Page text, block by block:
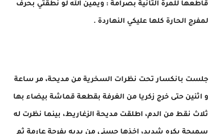
قاطعها للمرة الثانية بصرامة : ويمين الله لو نطقتي بحرف
لمفرج الحارة كلها عليكي النهاردة .
جلست بانكسار تحت نظرات السخرية من مديحة، مر ساعة
و اثنين حتى خرج زكريا من الغرفة بقطعة قماشة بيضاء بها
ثلاث نقط من الدم، اطلقت مديحة الزغاريط، بينما نظرت له